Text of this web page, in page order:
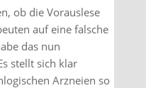
ob die Vorauslese
auf eine falsche
das nun
stellt sich klar
Arzneien so